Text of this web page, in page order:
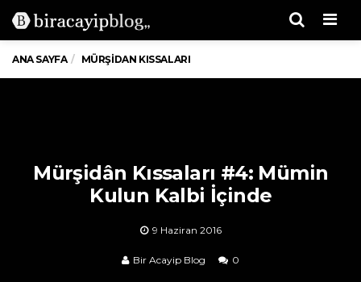
ANA SAYFA MÜRŞIDAN KISSALARI
Mürşidân Kıssaları #4: Mümin
Kulun Kalbi İçinde
9 Haziran 2016
Bir Acayip Blog 0